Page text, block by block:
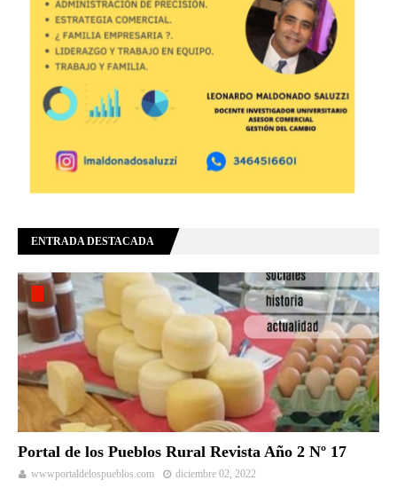
ENTRADA DESTACADA
Portal de los Pueblos Rural Revista Año 2 Nº 17
wwwportaldelospueblos.com diciembre 02, 2022